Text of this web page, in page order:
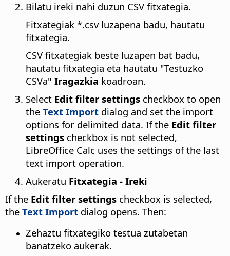
Bilatu ireki nahi duzun CSV fitxategia.
Fitxategiak *.csv luzapena badu, hautatu
fitxategia.
CSV fitxategiak beste luzapen bat badu,
hautatu fitxategia eta hautatu "Testuzko
CSVa" Iragazkia koadroan.
Select Edit filter settings checkbox to open
the Text Import dialog and set the import
options for delimited data. If the Edit filter
settings checkbox is not selected,
LibreOffice Calc uses the settings of the last
text import operation.
Aukeratu Fitxategia - Ireki
If the Edit filter settings checkbox is selected,
the Text Import dialog opens. Then:
Zehaztu fitxategiko testua zutabetan
banatzeko aukerak.